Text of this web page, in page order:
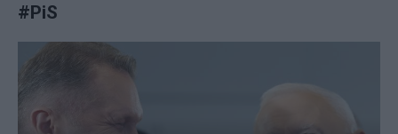
#PiS